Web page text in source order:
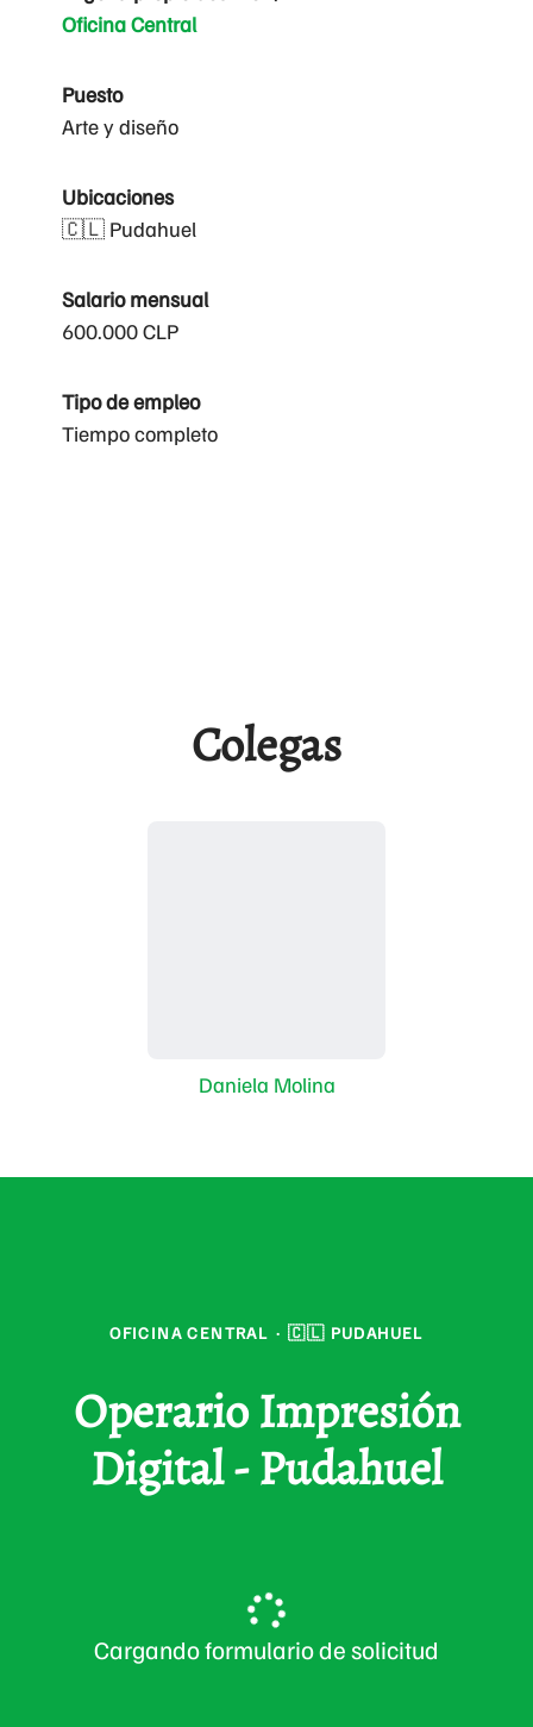
Oficina Central
Puesto
Arte y diseño
Ubicaciones
🇨🇱 Pudahuel
Salario mensual
600.000 CLP
Tipo de empleo
Tiempo completo
Colegas
Daniela Molina
OFICINA CENTRAL · 🇨🇱 PUDAHUEL
Operario Impresión
Digital - Pudahuel
Cargando formulario de solicitud